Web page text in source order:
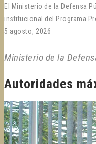
El Ministerio de la Defensa
institucional del Programa
5 agosto, 2026
Ministerio de la
Autoridades